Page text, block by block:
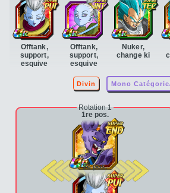
Offtank,
support,
esquive
Offtank,
support,
esquive
Nuker,
change ki
Divin Mono
Rotation 1
1re pos.
2e pos.